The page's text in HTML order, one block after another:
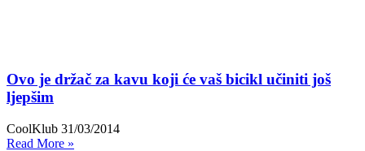
Ovo je držač za kavu koji će vaš bicikl učiniti još
ljepšim
CoolKlub 31/03/2014
Read More »